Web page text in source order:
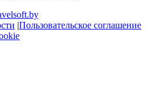
|Пользовательское соглашение